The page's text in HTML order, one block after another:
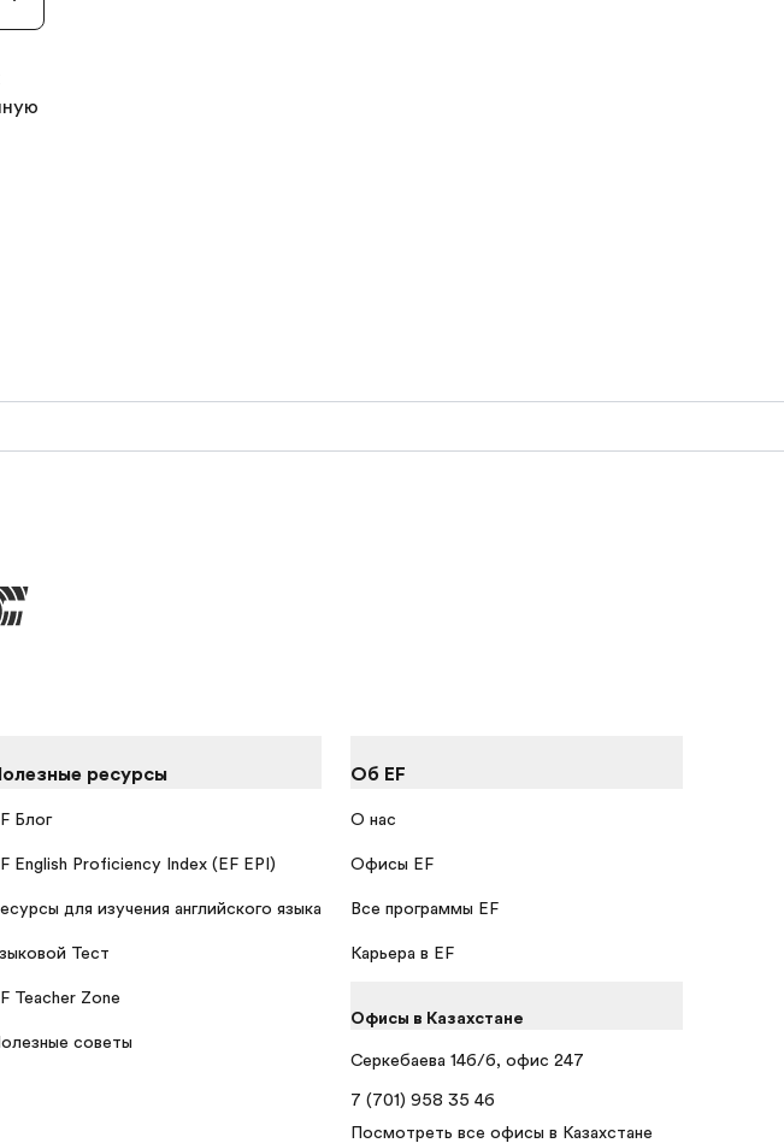
ресурсы
Блог
English Proficiency Index (EF EPI)
для изучения английского языка
Тест
Teacher Zone
советы
Об EF
О нас
Офисы EF
Все программы EF
Карьера в EF
Офисы в Казахстане
Серкебаева 146/6, офис 247
7 (701) 958 35 46
Посмотреть все офисы в Казахстане